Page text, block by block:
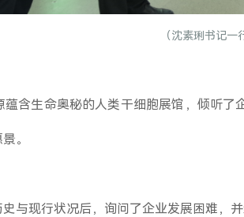
（沈素琍书记一
含生命奥秘的人类干细胞展馆，倾听
。
与现行状况后，询问了企业发展困难，并